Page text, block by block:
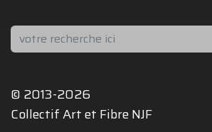
Rechercher
© 2013-2026
Collectif Art et Fibre NJF